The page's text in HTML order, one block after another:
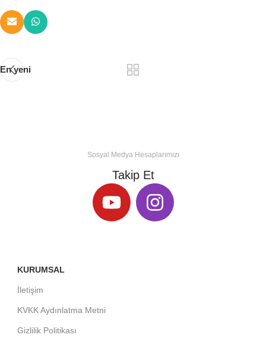
En yeni
Sosyal Medya Hesaplarımızı
Takip Et
KURUMSAL
İletişim
KVKK Aydınlatma Metni
Gizlilik Politikası